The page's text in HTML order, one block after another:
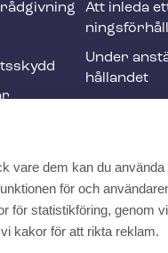
Att inleda
Under
hål­lan­det
rekrytering
vare dem kan du
för och
för statistikföring, genom
kakor för att rikta reklam.